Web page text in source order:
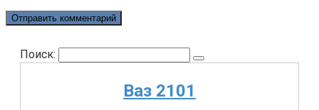
Поиск:
Ваз 2101